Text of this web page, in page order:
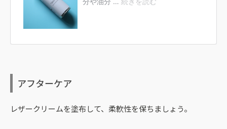
アフターケア
レザークリームを塗布して、柔軟性を保ちましょう。